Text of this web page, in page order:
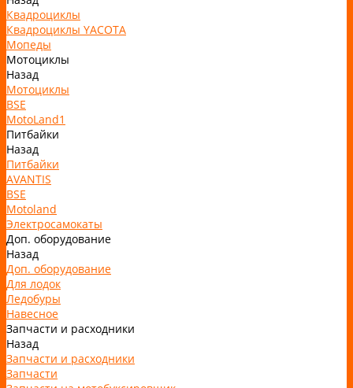
Квадроциклы
Квадроциклы YACOTA
Мопеды
Мотоциклы
Назад
Мотоциклы
BSE
MotoLand1
Питбайки
Назад
Питбайки
AVANTIS
BSE
Motoland
Электросамокаты
Доп. оборудование
Назад
Доп. оборудование
Для лодок
Ледобуры
Навесное
Запчасти и расходники
Назад
Запчасти и расходники
Запчасти